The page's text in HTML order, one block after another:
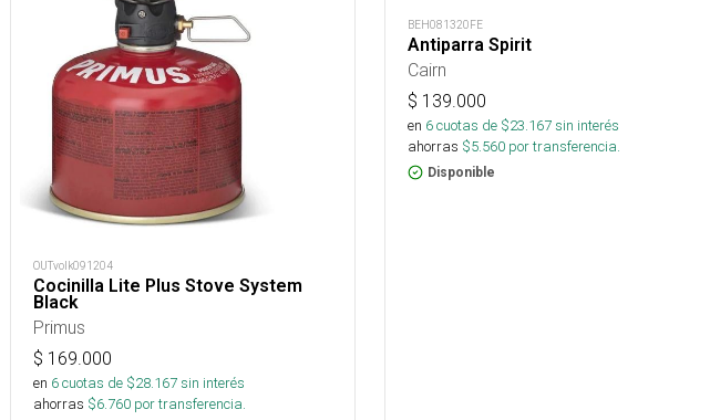
OUTvolk091204
Cocinilla Lite Plus Stove System
Black
Primus
$ 169.000
en 6cuotas de $28.167sin interés
ahorras $6.760 por transferencia.
BEH081320FE
Antiparra Spirit
Cairn
$ 139.000
en 6cuotas de $23.167sin interés
ahorras $5.560 por transferencia.
Disponible